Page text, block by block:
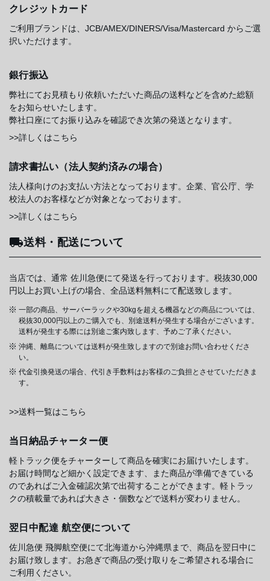
クレジットカード
ご利用ブランドは、JCB/AMEX/DINERS/Visa/Mastercard からご選
択いただけます。
銀行振込
弊社にてお見積もり依頼いただいた商品の送料などを含めた総額
をお知らせいたします。
弊社口座にてお振り込みを確認でき次第の発送となります。
>>詳しくはこちら
請求書払い（法人契約済みの場合）
法人様向けのお支払い方法となっております。企業、官公庁、学
校法人のお客様などが対象となっております。
>>詳しくはこちら
送料・配送について
当店では、通常 佐川急便にて発送を行っております。税抜30,000
円以上お買い上げの場合、全品送料無料にて配送致します。
一部の商品、サーバーラックや30kgを超える機器などの商品については、
税抜30,000円以上のご購入でも、別途送料が発生する場合がございます。
送料が発生する際には別途ご案内致します、予めご了承ください。
沖縄、離島については送料が発生致しますので別途お問い合わせくださ
い。
代金引換発送の場合、代引き手数料はお客様のご負担とさせていただきま
す。
>>送料一覧はこちら
当日納品チャーター便
軽トラック便をチャーターして商品を確実にお届けいたします。
お届け時間など細かく設定できます、また商品が準備できている
のであればご入金確認次第で出荷することができます。軽トラッ
クの積載量であれば大きさ・個数などで送料が変わりません。
翌日中配達 航空便について
佐川急便 飛脚航空便にて北海道から沖縄県まで、商品を翌日中に
お届け致します。お急ぎで商品の受け取りをご希望される場合に
ご利用ください。